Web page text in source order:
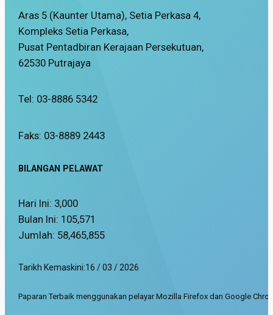
Aras 5 (Kaunter Utama), Setia Perkasa 4,
Kompleks Setia Perkasa,
Pusat Pentadbiran Kerajaan Persekutuan,
62530 Putrajaya
Tel: 03-8886 5342
Faks: 03-8889 2443
BILANGAN PELAWAT
Hari Ini: 3,000
Bulan Ini: 105,571
Jumlah: 58,465,855
Tarikh Kemaskini:16 / 03 / 2026
Paparan Terbaik menggunakan pelayar Mozilla Firefox dan Google